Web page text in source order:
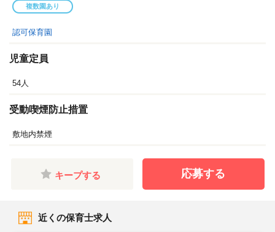
複数園あり
認可保育園
児童定員
54人
受動喫煙防止措置
敷地内禁煙
キープする 応募する
近くの保育士求人